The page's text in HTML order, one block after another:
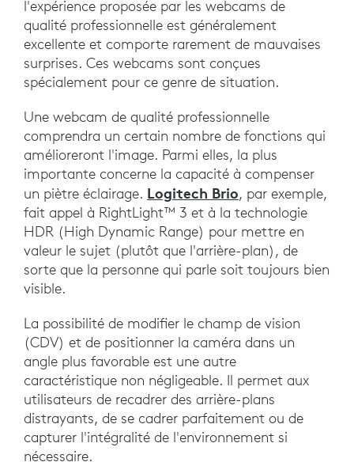
l'expérience proposée par les webcams de
qualité professionnelle est généralement
excellente et comporte rarement de mauvaises
surprises. Ces webcams sont conçues
spécialement pour ce genre de situation.
Une webcam de qualité professionnelle
comprendra un certain nombre de fonctions qui
amélioreront l'image. Parmi elles, la plus
importante concerne la capacité à compenser
un piètre éclairage. Logitech Brio, par exemple,
fait appel à RightLight™ 3 et à la technologie
HDR (High Dynamic Range) pour mettre en
valeur le sujet (plutôt que l'arrière-plan), de
sorte que la personne qui parle soit toujours bien
visible.
La possibilité de modifier le champ de vision
(CDV) et de positionner la caméra dans un
angle plus favorable est une autre
caractéristique non négligeable. Il permet aux
utilisateurs de recadrer des arrière-plans
distrayants, de se cadrer parfaitement ou de
capturer l'intégralité de l'environnement si
nécessaire.